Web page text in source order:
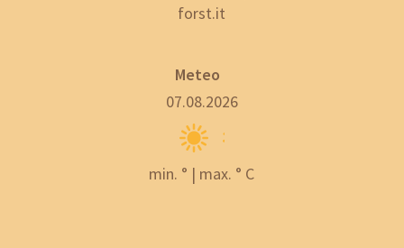
forst.it
Meteo
07.08.2026
min. ° | max. ° C